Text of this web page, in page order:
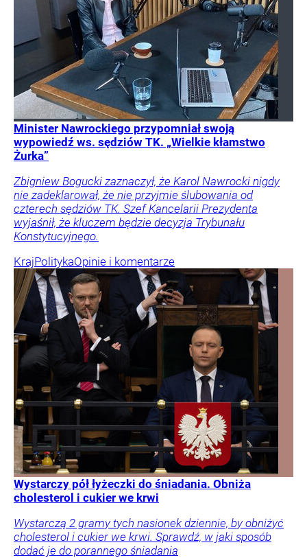
Minister Nawrockiego przypomniał swoją
wypowiedź ws. sędziów TK. „Wielkie kłamstwo
Żurka”
Zbigniew Bogucki zaznaczył, że Karol Nawrocki nigdy
nie zadeklarował, że nie przyjmie ślubowania od
czterech sędziów TK. Szef Kancelarii Prezydenta
wyjaśnił, że kluczem będzie decyzja Trybunału
Konstytucyjnego.
KrajPolitykaOpinie i komentarze
Wystarczy pół łyżeczki do śniadania. Obniża
cholesterol i cukier we krwi
Wystarczą 2 gramy tych nasionek dziennie, by obniżyć
cholesterol i cukier we krwi. Sprawdź, w jaki sposób
dodać je do porannego śniadania